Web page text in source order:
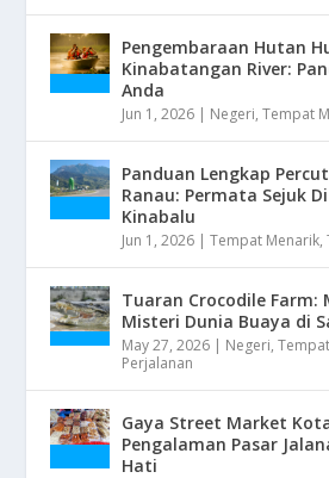
Pengembaraan Hutan
Kinabatangan River:
Anda
Jun 1, 2026 | Negeri,Tempat
Panduan Lengkap
Ranau: Permata Sejuk
Kinabalu
Jun 1, 2026 |Tempat Menarik,
Tuaran Crocodile Farm:
Misteri Dunia Buaya di
May 27, 2026 | Negeri,
Perjalanan
Gaya Street Market
Pengalaman Pasar
Hati